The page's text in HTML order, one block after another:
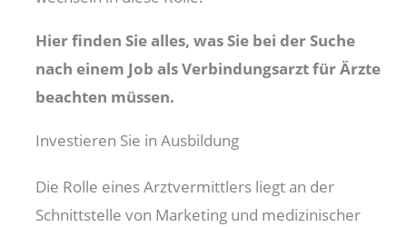
Hier finden Sie alles, was Sie bei der Suche
nach einem Job als Verbindungsarzt für Ärzte
beachten müssen.
Investieren Sie in Ausbildung
Die Rolle eines Arztvermittlers liegt an der
Schnittstelle von Marketing und medizinischer